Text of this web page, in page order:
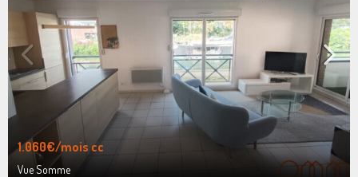
1.060€/mois cc
Vue Somme